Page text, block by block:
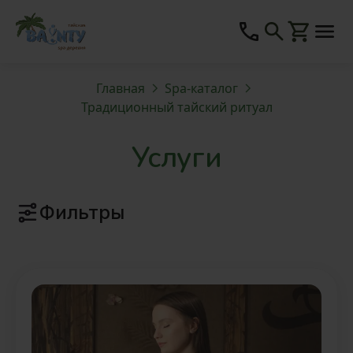
Главная
Spa-каталог
Традиционный тайский ритуал
Услуги
Фильтры